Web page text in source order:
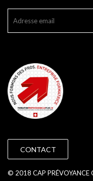
CONTACT
© 2018 CAP PRÉVOYANCE